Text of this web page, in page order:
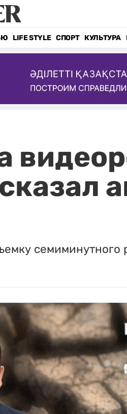
LIFE STYLE СПОРТ КУЛЬТУРА
семиминутного